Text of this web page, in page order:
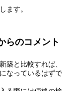
ます。
らのコメント
築と比較すれば、
なっているはずで